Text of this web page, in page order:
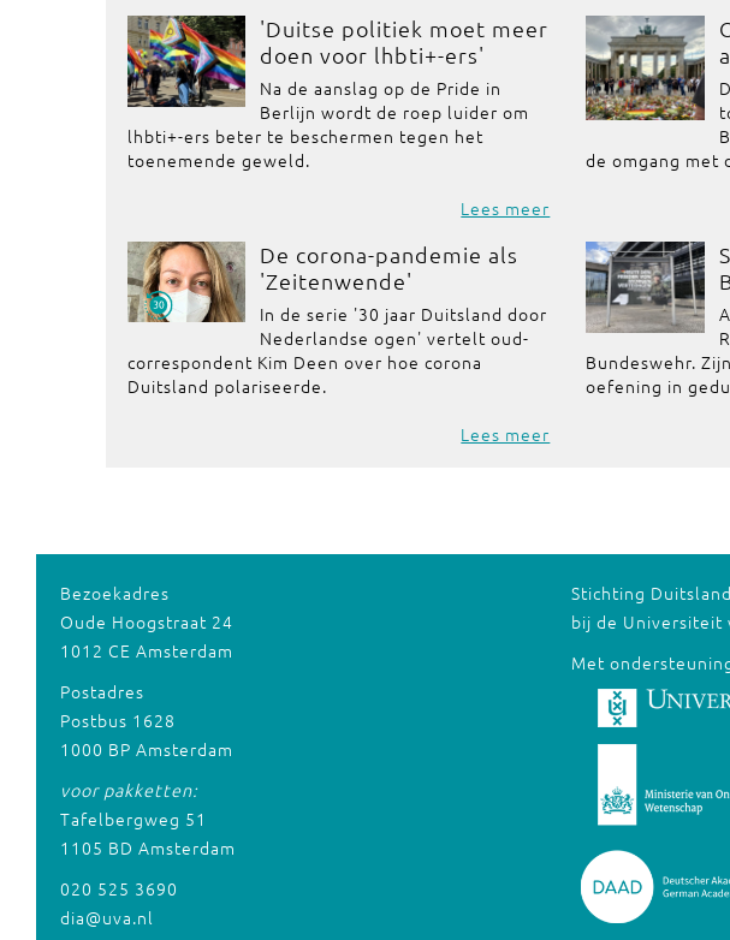
'Duitse politiek moet meer
doen voor lhbti+-ers'
Na de aanslag op de Pride in
Berlijn wordt de roep luider om
lhbti+-ers beter te beschermen tegen het
toenemende geweld.
Lees meer
de omgang met
De corona-pandemie als
'Zeitenwende'
In de serie '30 jaar Duitsland door
Nederlandse ogen' vertelt oud-
correspondent Kim Deen over hoe corona
Duitsland polariseerde.
Lees meer
Bundeswehr.
oefening in
Bezoekadres
Oude Hoogstraat 24
1012 CE Amsterdam
Postadres
Postbus 1628
1000 BP Amsterdam
voor pakketten:
Tafelbergweg 51
1105 BD Amsterdam
020 525 3690
dia@uva.nl
Stichting
bij de Universiteit
Met